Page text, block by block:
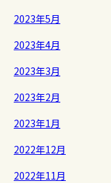
2023年5月
2023年4月
2023年3月
2023年2月
2023年1月
2022年12月
2022年11月